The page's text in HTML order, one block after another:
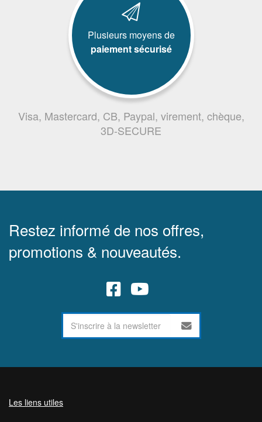
Plusieurs moyens de
paiement sécurisé
Visa, Mastercard, CB, Paypal, virement, chèque,
3D-SECURE
Restez informé de nos offres,
promotions & nouveautés.
Les liens utiles